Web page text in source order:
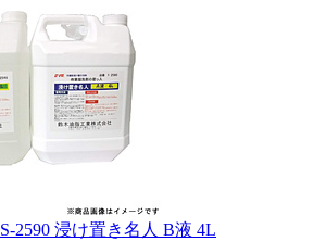
S-2590 浸け置き名人 B液 4L